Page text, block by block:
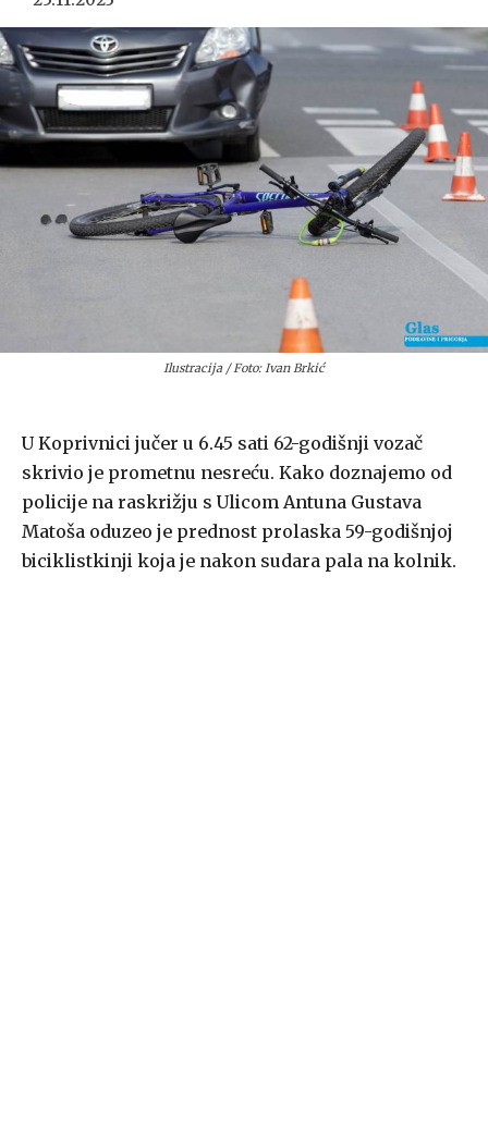
Ilustracija / Foto: Ivan Brkić
U Koprivnici jučer u 6.45 sati 62-godišnji vozač
skrivio je prometnu nesreću. Kako doznajemo od
policije na raskrižju s Ulicom Antuna Gustava
Matoša oduzeo je prednost prolaska 59-godišnjoj
biciklistkinji koja je nakon sudara pala na kolnik.